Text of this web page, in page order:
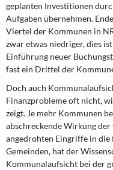
geplanten Investitionen
Aufgaben übernehmen.
Viertel der Kommunen in
zwar etwas niedriger, dies
Einführung neuer
fast ein Drittel der
Doch auch
Finanzprobleme oft nicht,
zeigt. Je mehr Kommunen
abschreckende Wirkung
angedrohten Eingriffe in
Gemeinden, hat der
Kommunalaufsicht bei der